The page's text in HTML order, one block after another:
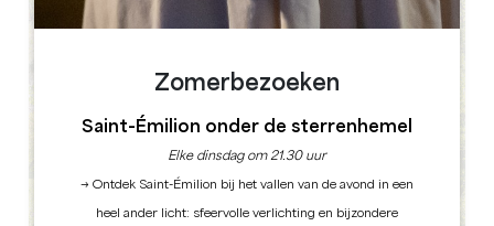
Zomerbezoeken
Saint-Émilion onder de sterrenhemel
Elke dinsdag om 21.30 uur
→ Ontdek Saint-Émilion bij het vallen van de avond in een
heel ander licht: sfeervolle verlichting en bijzondere